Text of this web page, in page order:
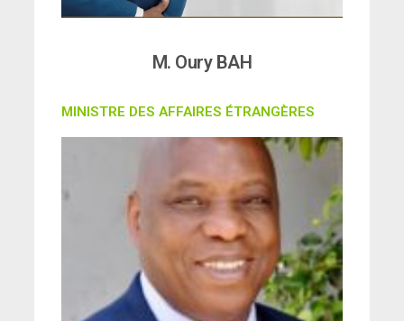
M. Oury BAH
MINISTRE DES AFFAIRES ÉTRANGÈRES